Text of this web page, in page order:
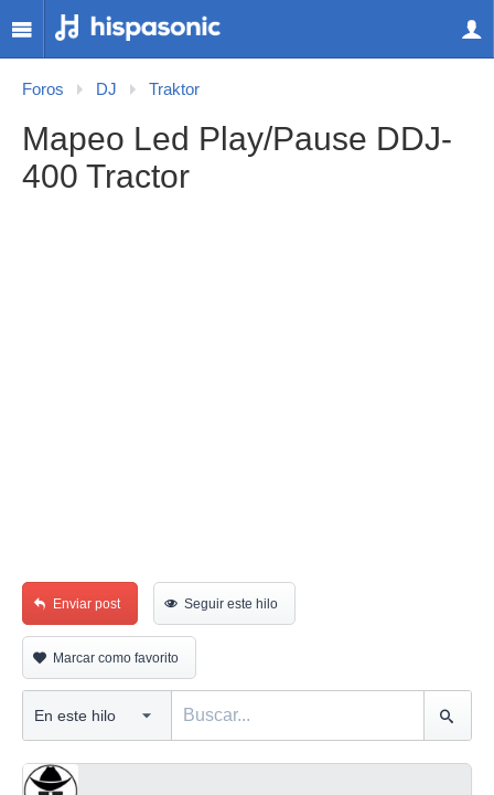
Foros DJ Traktor
Mapeo Led Play/Pause DDJ-
400 Tractor
Enviar post Seguir este hilo
Marcar como favorito